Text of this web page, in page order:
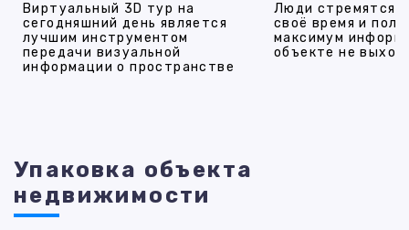
Виртуальный 3D тур на
сегодняшний день является
лучшим инструментом
передачи визуальной
информации о пространстве
Люди стремятся
своё время и
максимум
объекте не
Упаковка объекта
недвижимости